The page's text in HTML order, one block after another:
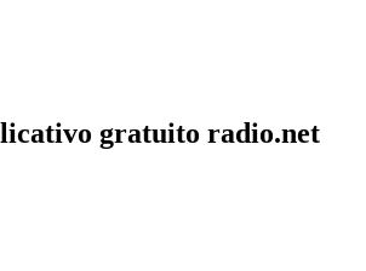
gratuito radio.net